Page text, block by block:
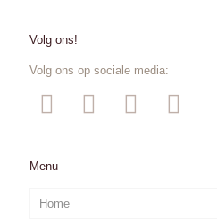
Volg ons!
Volg ons op sociale media:
Menu
Home